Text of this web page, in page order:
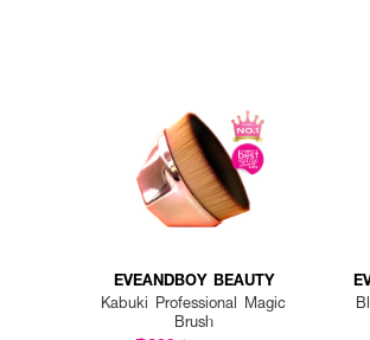
EVEANDBOY BEAUTY
Kabuki Professional Magic
Brush